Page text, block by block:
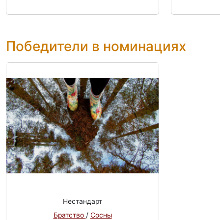
Победители в номинациях
Нестандарт
Братство / Сосны